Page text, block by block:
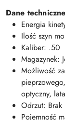
Dane
Energia
Ilość szyn
Kaliber: .50
Magazynek:
Możliwość
optyczny,
Odrzut: Brak
Pojemność